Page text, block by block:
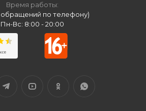
Время работы:
по телефону)
Пн-Вс: 8:00 - 20:00